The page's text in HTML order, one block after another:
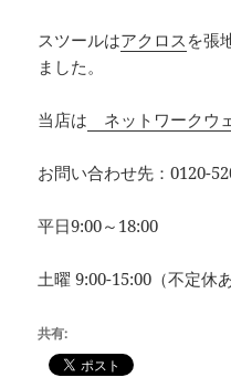
スツールはアクロス を張
ました。
当店は ネットワークウ
お問い合わせ先：0120-
平日9:00～18:00
土曜 9:00-15:00（不定休あ
共有: